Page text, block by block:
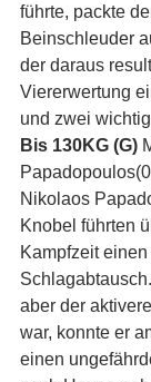
führte, packte
Beinschleuder
der daraus
Viererwertung
und zwei
Bis 130KG (G)
Nikolaos
Knobel führten
Kampfzeit
aber der
war, konnte er
einen